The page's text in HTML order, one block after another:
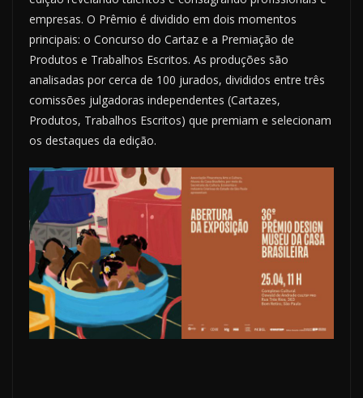
empresas. O Prêmio é dividido em dois momentos
principais: o Concurso do Cartaz e a Premiação de
Produtos e Trabalhos Escritos. As produções são
analisadas por cerca de 100 jurados, divididos entre três
comissões julgadoras independentes (Cartazes,
Produtos, Trabalhos Escritos) que premiam e selecionam
os destaques da edição.